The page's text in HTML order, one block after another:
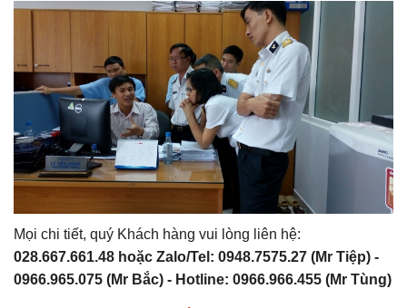
Mọi chi tiết, quý Khách hàng vui lòng liên hệ:
028.667.661.48 hoặc Zalo/Tel: 0948.7575.27 (Mr Tiệp) -
0966.965.075 (Mr Bắc) - Hotline: 0966.966.455 (Mr Tùng)